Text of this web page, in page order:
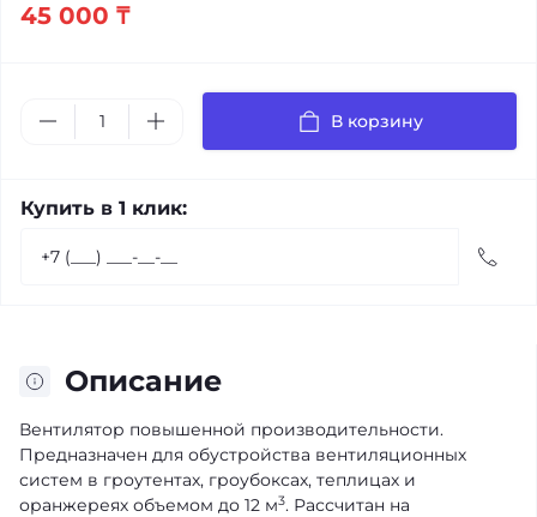
45 000 ₸
В корзину
Купить в 1 клик:
Описание
Вентилятор повышенной производительности.
Предназначен для обустройства вентиляционных
систем в гроутентах, гроубоксах, теплицах и
оранжереях объемом до 12 м3. Рассчитан на